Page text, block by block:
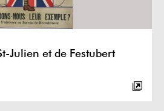
Julien et de Festubert